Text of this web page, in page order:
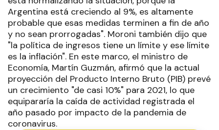
Argentina está creciendo al 9%, es altamente
probable que esas medidas terminen a fin de año
y no sean prorrogadas". Moroni también dijo que
"la política de ingresos tiene un límite y ese límite
es la inflación". En este marco, el ministro de
Economía, Martín Guzmán, afirmó que la actual
proyección del Producto Interno Bruto (PIB) prevé
un crecimiento "de casi 10%" para 2021, lo que
equipararía la caída de actividad registrada el
año pasado por impacto de la pandemia de
coronavirus.